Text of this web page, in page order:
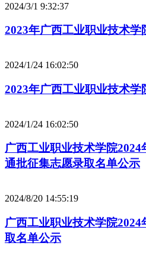
2024/3/1 9:32:37
2023年广西工业职业技术
2024/1/24 16:02:50
2023年广西工业职业技术
2024/1/24 16:02:50
广西工业职业技术学院
通批征集志愿录取名单公示
2024/8/20 14:55:19
广西工业职业技术学院
取名单公示